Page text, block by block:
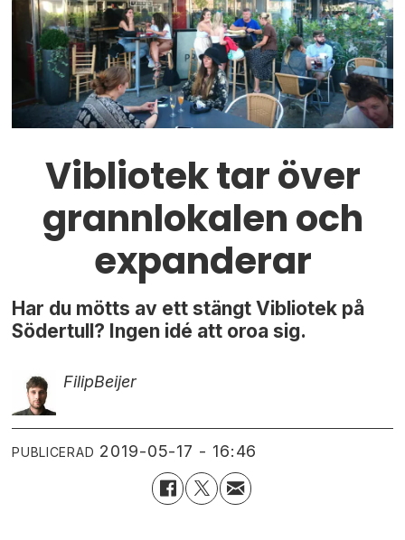
Vibliotek tar över
grannlokalen och
expanderar
Har du mötts av ett stängt Vibliotek på
Södertull? Ingen idé att oroa sig.
FilipBeijer
PUBLICERAD 2019-05-17 - 16:46